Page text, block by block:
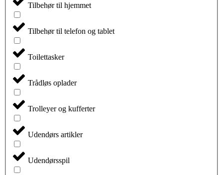
Tilbehør til hjemmet
Tilbehør til telefon og tablet
Toilettasker
Trådløs oplader
Trolleyer og kufferter
Udendørs artikler
Udendørsspil